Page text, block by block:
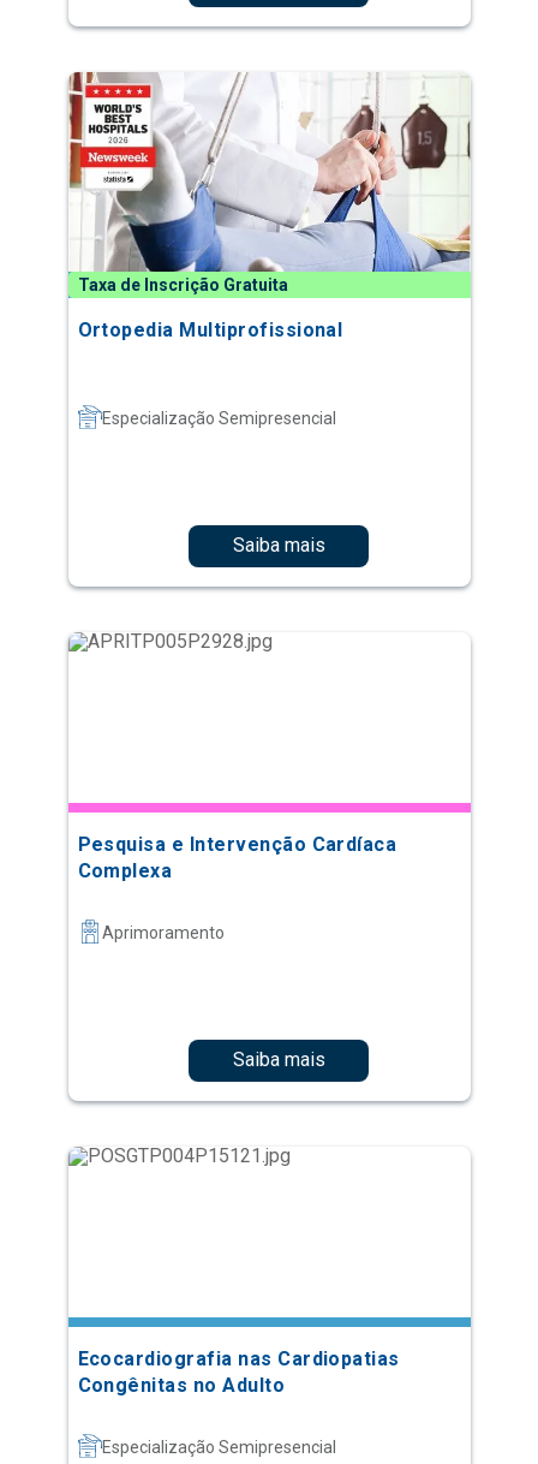
Taxa de Inscrição Gratuita
Ortopedia Multiprofissional
Especialização Semipresencial
Saiba mais
Pesquisa e Intervenção Cardíaca
Complexa
Aprimoramento
Saiba mais
Ecocardiografia nas Cardiopatias
Congênitas no Adulto
Especialização Semipresencial